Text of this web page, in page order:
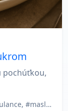
pochúťkou,
#cukor, #dezert, #makovecesto, #makovesulance, #maslo, #sladkyobed, #slovenskakuchyna, #sulance, #tradicnerecepty, #zemiakovecesto